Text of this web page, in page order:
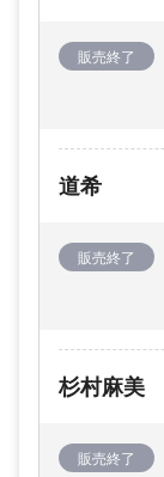
販売終了
道希
販売終了
杉村麻美
販売終了